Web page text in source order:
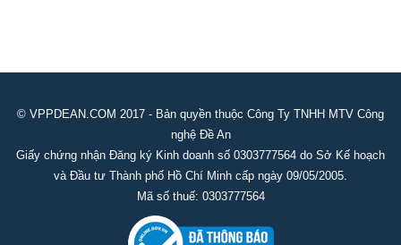
© VPPDEAN.COM 2017 - Bản quyền thuộc Công Ty TNHH MTV Công
nghệ Đề An
Giấy chứng nhận Đăng ký Kinh doanh số 0303777564 do Sở Kế hoạch
và Đầu tư Thành phố Hồ Chí Minh cấp ngày 09/05/2005.
Mã số thuế: 0303777564